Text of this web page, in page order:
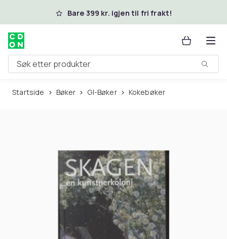
Hopp til hovedinnholdBare 399 kr. igjen til fri frakt!
Søk etter produkter
Startside Bøker GI-Bøker Kokebøker